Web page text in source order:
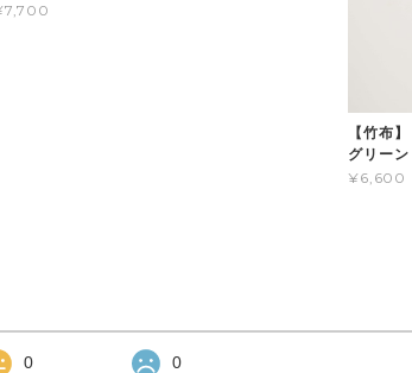
【竹布
グリー
¥6,600
0 0